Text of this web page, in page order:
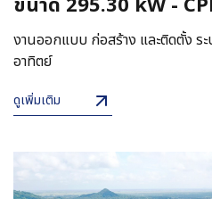
งานออกแบบ ก่อสร้าง และติดตั้ง ร
อาทิตย์
ดูเพิ่มเติม